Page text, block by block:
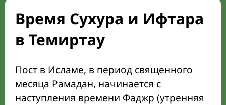
Время Сухура и Ифтара
в Темиртау
Пост в Исламе, в период священного
месяца Рамадан, начинается с
наступления времени Фаджр (утренняя